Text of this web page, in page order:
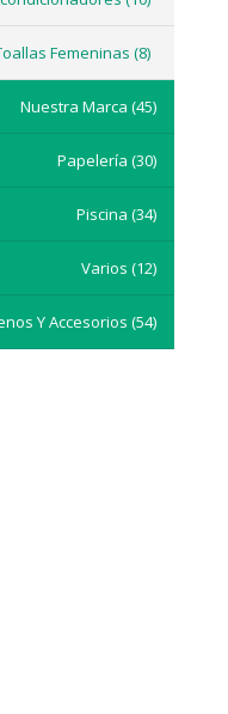
Femeninas(8)
Nuestra Marca(45)
Papelería(30)
Piscina(34)
Varios(12)
Y Accesorios(54)